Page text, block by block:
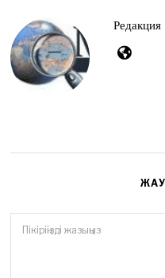
Редакция